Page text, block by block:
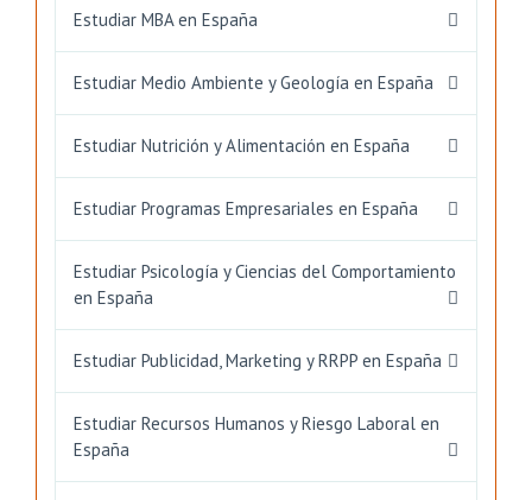
Estudiar MBA en España
Estudiar Medio Ambiente y Geología en España
Estudiar Nutrición y Alimentación en España
Estudiar Programas Empresariales en España
Estudiar Psicología y Ciencias del Comportamiento
en España
Estudiar Publicidad, Marketing y RRPP en España
Estudiar Recursos Humanos y Riesgo Laboral en
España